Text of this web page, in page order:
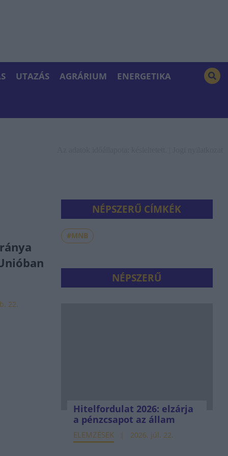
UTAZÁS AGRÁRIUM ENERGETIKA
22.
NÉPSZERŰ CÍMKÉK
#MNB
NÉPSZERŰ
Hitelfordulat 2026: elzárja
a pénzcsapot az állam
ELEMZÉSEK 2026. júl. 22.